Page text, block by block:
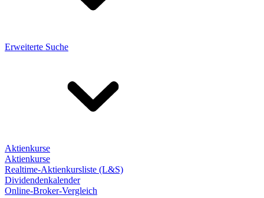
Erweiterte Suche
Aktienkurse
Aktienkurse
Realtime-Aktienkursliste (L&S)
Dividendenkalender
Online-Broker-Vergleich